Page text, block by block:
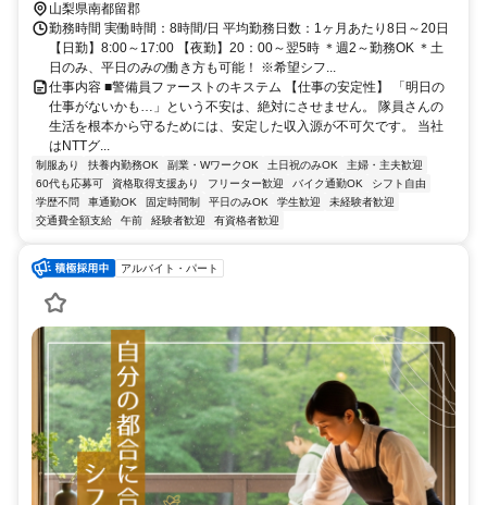
が、未経験入社から活躍していて、どなたでも安心して働ける環境で
す！大手上場企業のグループで、仕事もプライベートも安定を実現した
い方は、まずは一度ご応募ください！
山梨県南都留郡
勤務時間 実働時間：8時間/日 平均勤務日数：1ヶ月あたり8日～20日
【日勤】8:00～17:00 【夜勤】20：00～翌5時 ＊週2～勤務OK ＊土
日のみ、平日のみの働き方も可能！ ※希望シフ...
仕事内容 ■警備員ファーストのキステム 【仕事の安定性】 「明日の
仕事がないかも…」という不安は、絶対にさせません。 隊員さんの
生活を根本から守るためには、安定した収入源が不可欠です。 当社
はNTTグ...
制服あり 扶養内勤務OK 副業・WワークOK 土日祝のみOK
主婦・主夫歓迎
60代も応募可
資格取得支援あり フリーター歓迎 バイク通勤OK
シフト自由
学歴不問
車通勤OK 固定時間制 平日のみOK 学生歓迎
未経験者歓迎
交通費全額支給
午前 経験者歓迎 有資格者歓迎
アルバイト・パート